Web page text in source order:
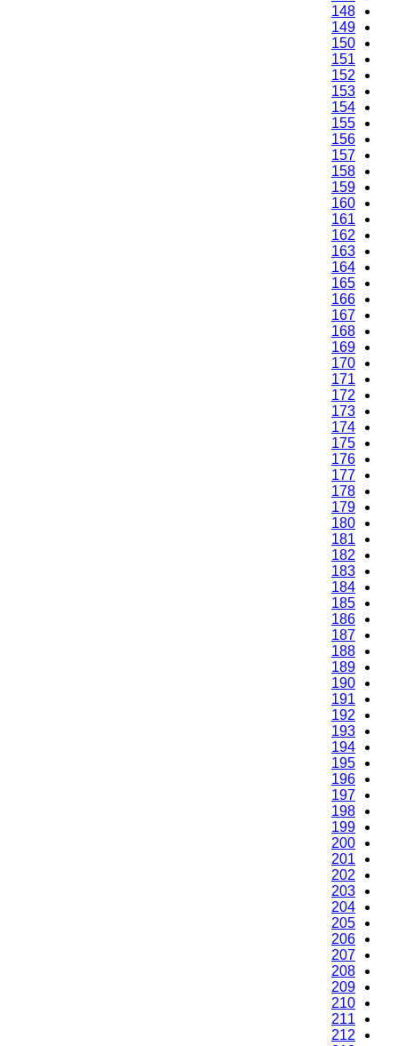
148
149
150
151
152
153
154
155
156
157
158
159
160
161
162
163
164
165
166
167
168
169
170
171
172
173
174
175
176
177
178
179
180
181
182
183
184
185
186
187
188
189
190
191
192
193
194
195
196
197
198
199
200
201
202
203
204
205
206
207
208
209
210
211
212